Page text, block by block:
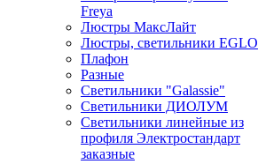
Freya
Люстры МаксЛайт
Люстры, светильники EGLO
Плафон
Разные
Светильники "Galassie"
Светильники ДИОЛУМ
Светильники линейные из
профиля Электростандарт
заказные